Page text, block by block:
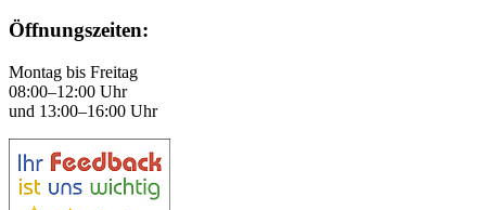
Öffnungszeiten:
Montag bis Freitag
08:00–12:00 Uhr
und 13:00–16:00 Uhr